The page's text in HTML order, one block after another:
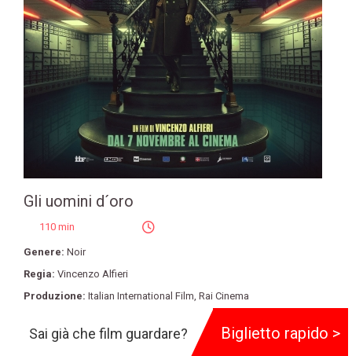
Gli uomini d´oro
110 min
Genere: Noir
Regia: Vincenzo Alfieri
Produzione: Italian International Film Rai Cinema
Giampaolo Morelli
Ragone,Gianmarco Tognazzi,Mariela Garriga ,Matilde Gioli,Susy
Sai già che film guardare? Biglietto rapido >